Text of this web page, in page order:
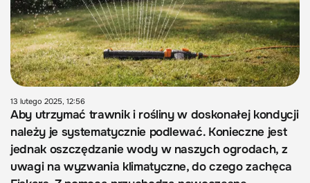
13 lutego 2025, 12:56
Aby utrzymać trawnik i rośliny w doskonałej kondycji
należy je systematycznie podlewać. Konieczne jest
jednak oszczędzanie wody w naszych ogrodach, z
uwagi na wyzwania klimatyczne, do czego zachęca